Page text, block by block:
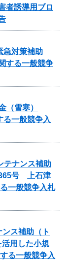
誘導用ブロ
急対策補助
する一般競争
（雪寒）
一般競争入
テナンス補助
365号 上石津
一般競争入札
ス補助（ト
用した小規
る一般競争入